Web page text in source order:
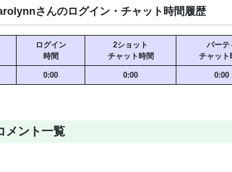
さんのログイン・チャット時間履歴
ログイン
時間
2ショット
チャット時間
パーテ
チャット
0:00 0:00 0:00
メント一覧